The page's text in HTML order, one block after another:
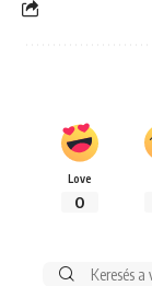
Love
0
Keresés: